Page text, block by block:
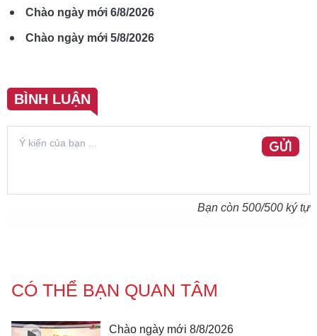
Chào ngày mới 6/8/2026
Chào ngày mới 5/8/2026
BÌNH LUẬN
GỬI
Bạn còn 500/500 ký tự
CÓ THỂ BẠN QUAN TÂM
Chào ngày mới 8/8/2026